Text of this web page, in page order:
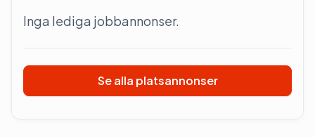
Inga lediga jobbannonser.
Se alla platsannonser